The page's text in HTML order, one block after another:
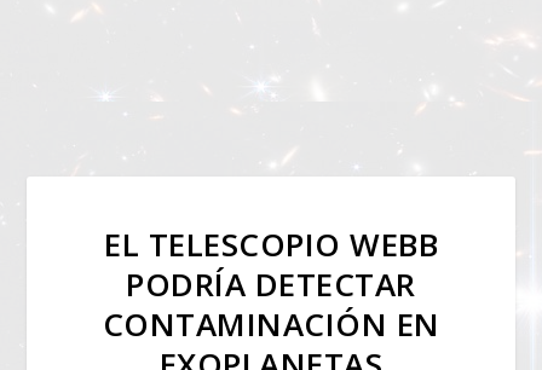
EL TELESCOPIO WEBB
PODRÍA DETECTAR
CONTAMINACIÓN EN